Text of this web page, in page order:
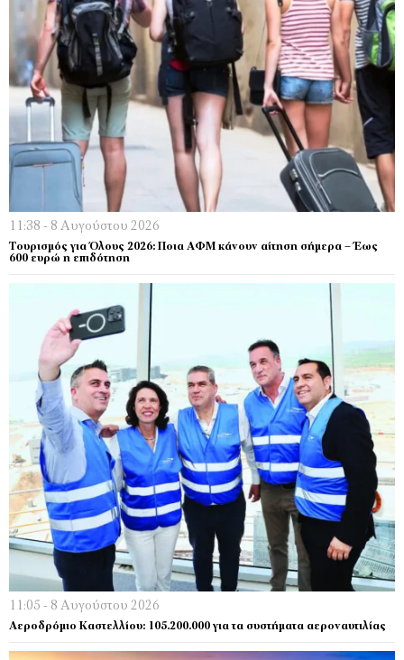
11:38 - 8 Αυγούστου 2026
Τουρισμός για Όλους 2026: Ποια ΑΦΜ κάνουν αίτηση σήμερα – Έως
600 ευρώ η επιδότηση
11:05 - 8 Αυγούστου 2026
Αεροδρόμιο Καστελλίου: 105.200.000 για τα συστήματα αεροναυτιλίας